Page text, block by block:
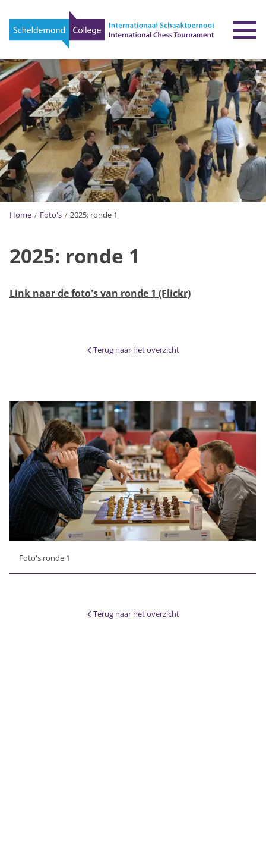
Home Foto's 2025: ronde 1
2025: ronde 1
Link naar de foto's van ronde 1 (Flickr)
Terug naar het overzicht
Foto's ronde 1
Terug naar het overzicht